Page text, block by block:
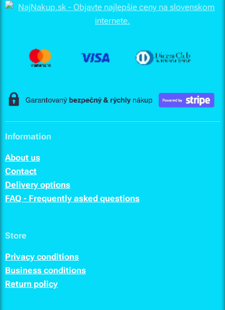
Information
About us
Contact
Delivery options
FAQ - Frequently asked questions
Store
Privacy conditions
Business conditions
Return policy